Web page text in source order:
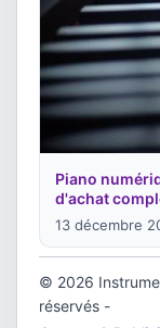
Piano
d'achat
13 décembre
© 2026
réservés -